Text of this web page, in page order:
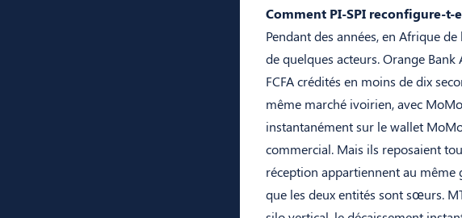
Comment PI-SPI reconfigure-
Pendant des années, en Afrique
de quelques acteurs. Orange
FCFA crédités en moins de dix
même marché ivoirien, avec
instantanément sur le wallet
commercial. Mais ils reposaient
réception appartiennent au même
que les deux entités sont sœurs.